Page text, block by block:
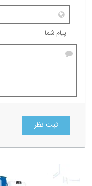
پیام شما
ثبت نظر